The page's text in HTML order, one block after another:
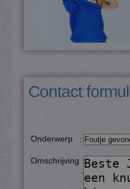
Contact
Onderwerp :
Omschrijving